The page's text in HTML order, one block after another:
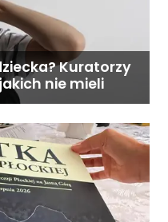
Kuratorzy
nie mieli